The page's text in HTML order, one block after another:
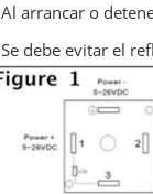
Al arrancar o
Se debe evitar el